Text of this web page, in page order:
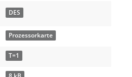
DES
Prozessorkarte
T=1